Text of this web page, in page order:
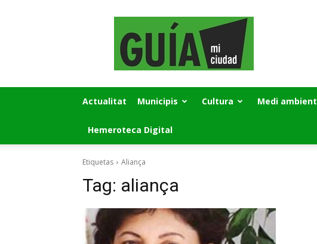
MI
CIUDAD
Actualitat Municipis Cultura Medi ambient
Hemeroteca Digital
Etiquetas Aliança
Tag: aliança